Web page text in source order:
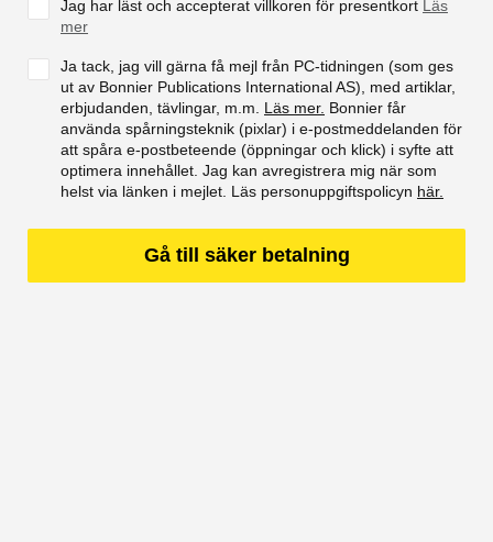
Jag har läst och accepterat villkoren för presentkort Läs
mer
Ja tack, jag vill gärna få mejl från PC-tidningen (som ges
ut av Bonnier Publications International AS), med artiklar,
erbjudanden, tävlingar, m.m. Läs mer. Bonnier får
använda spårningsteknik (pixlar) i e-postmeddelanden för
att spåra e-postbeteende (öppningar och klick) i syfte att
optimera innehållet. Jag kan avregistrera mig när som
helst via länken i mejlet. Läs personuppgiftspolicyn här.
Gå till säker betalning